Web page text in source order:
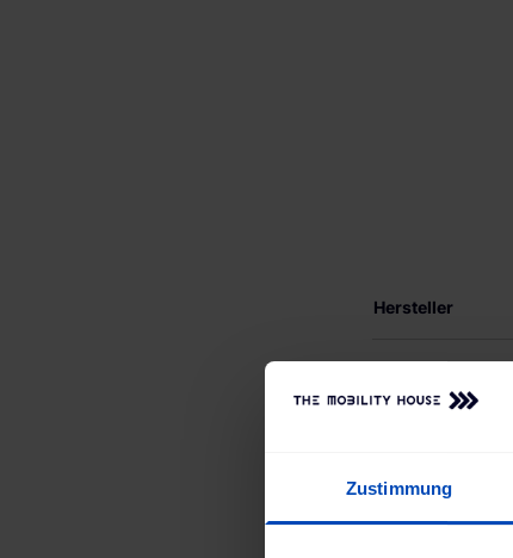
Zustimmung
Hersteller
WEEE Nummer